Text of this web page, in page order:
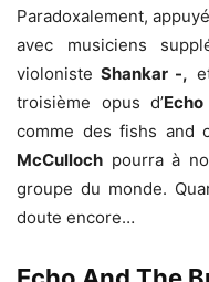
Paradoxalement,
avec musiciens
violonisteShankar -,
troisième opus d’Echo
comme des fishs and
McCulloch pourra à
groupe du monde.
doute encore…